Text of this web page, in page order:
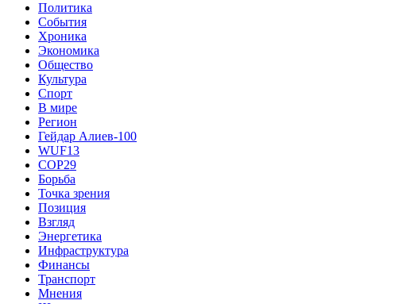
Политика
События
Хроника
Экономика
Общество
Культура
Спорт
В мире
Регион
Гейдар Алиев-100
WUF13
COP29
Борьба
Точка зрения
Позиция
Взгляд
Энергетика
Инфраструктура
Финансы
Транспорт
Мнения